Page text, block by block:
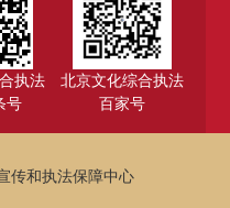
执法
号
北京文化综合执法
百家号
传和执法保障中心